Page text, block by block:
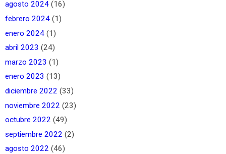
agosto 2024 (16)
febrero 2024 (1)
enero 2024 (1)
abril 2023 (24)
marzo 2023 (1)
enero 2023 (13)
diciembre 2022 (33)
noviembre 2022 (23)
octubre 2022 (49)
septiembre 2022 (2)
agosto 2022 (46)